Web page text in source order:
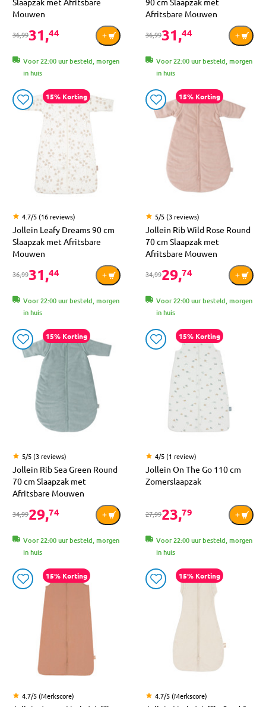
Mouwen
36,9931,44
Voor 22:00 uur besteld, morgen
in huis
Afritsbare Mouwen
36,9931,44
Voor 22:00 uur besteld, morgen
in huis
15% Korting
4.7/5 (16 reviews)
Jollein Leafy Dreams 90 cm
Slaapzak met Afritsbare
Mouwen
36,9931,44
Voor 22:00 uur besteld, morgen
in huis
15% Korting
5/5 (3 reviews)
Jollein Rib Wild Rose Round
70 cm Slaapzak met
Afritsbare Mouwen
34,9929,74
Voor 22:00 uur besteld, morgen
in huis
15% Korting
5/5 (3 reviews)
Jollein Rib Sea Green Round
70 cm Slaapzak met
Afritsbare Mouwen
34,9929,74
Voor 22:00 uur besteld, morgen
in huis
15% Korting
4/5 (1 review)
Jollein On The Go 110 cm
Zomerslaapzak
27,9923,79
Voor 22:00 uur besteld, morgen
in huis
15% Korting
4.7/5 (Merkscore)
15% Korting
4.7/5 (Merkscore)